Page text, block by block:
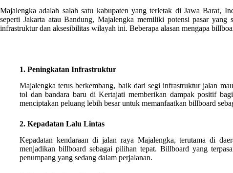
Majalengka adalah salah satu kabupaten yang terletak di Jawa Barat,
seperti Jakarta atau Bandung, Majalengka memiliki potensi pasar yang
infrastruktur dan aksesibilitas wilayah ini. Beberapa alasan mengapa
1. Peningkatan Infrastruktur
Majalengka terus berkembang, baik dari segi infrastruktur jalan
tol dan bandara baru di Kertajati memberikan dampak positif
menciptakan peluang lebih besar untuk memanfaatkan billboard
2. Kepadatan Lalu Lintas
Kepadatan kendaraan di jalan raya Majalengka, terutama di
menjadikan billboard sebagai pilihan tepat. Billboard yang
penumpang yang sedang dalam perjalanan.